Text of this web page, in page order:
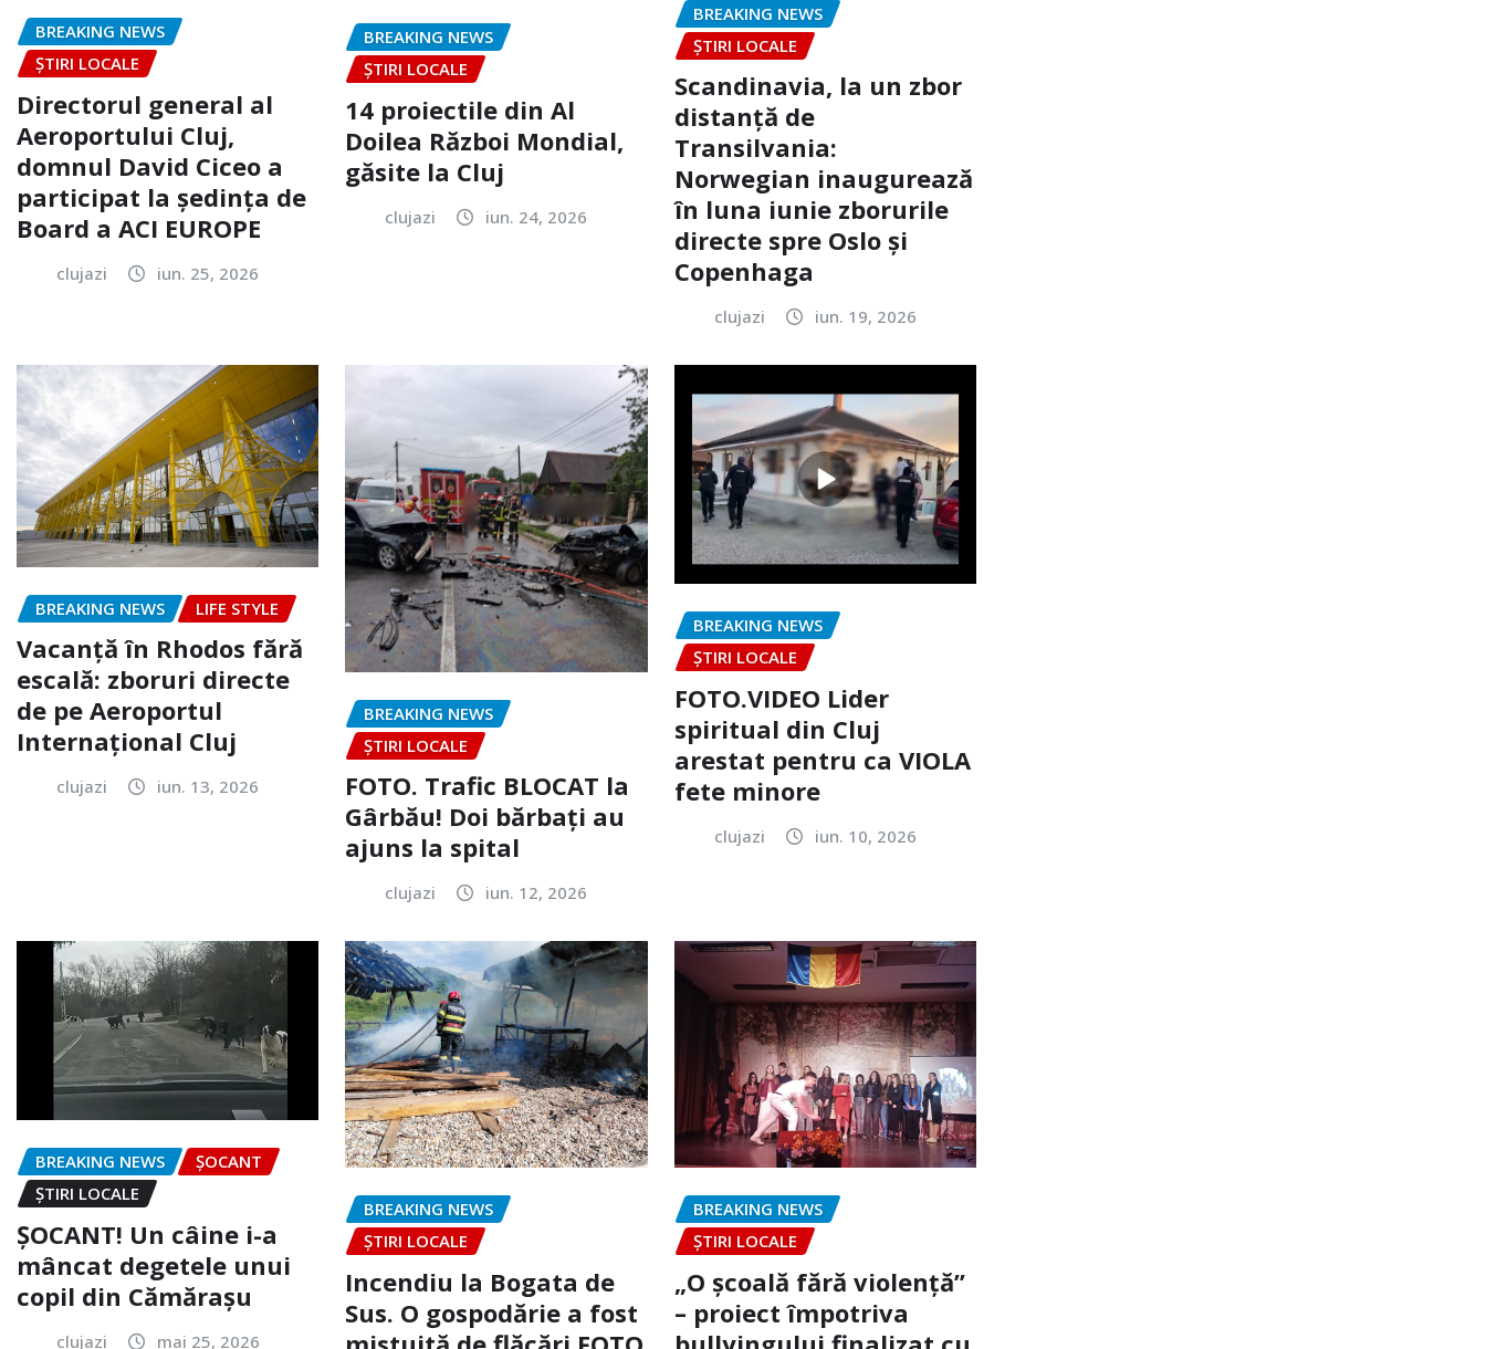
BREAKING NEWS
ȘTIRI LOCALE
Directorul general al
Aeroportului Cluj,
domnul David Ciceo a
participat la ședința de
Board a ACI EUROPE
clujazi iun. 25, 2026
BREAKING NEWS
ȘTIRI LOCALE
14 proiectile din Al
Doilea Război Mondial,
găsite la Cluj
clujazi iun. 24, 2026
BREAKING NEWS
ȘTIRI LOCALE
Scandinavia, la un zbor
distanță de
Transilvania:
Norwegian inaugurează
în luna iunie zborurile
directe spre Oslo și
Copenhaga
clujazi iun. 19, 2026
BREAKING NEWS LIFE STYLE
Vacanță în Rhodos fără
escală: zboruri directe
de pe Aeroportul
Internațional Cluj
clujazi iun. 13, 2026
BREAKING NEWS
ȘTIRI LOCALE
FOTO. Trafic BLOCAT la
Gârbău! Doi bărbați au
ajuns la spital
clujazi iun. 12, 2026
BREAKING NEWS
ȘTIRI LOCALE
FOTO.VIDEO Lider
spiritual din Cluj
arestat pentru ca VIOLA
fete minore
clujazi iun. 10, 2026
BREAKING NEWS
ȘOCANT
ȘTIRI LOCALE
ȘOCANT! Un câine i-a
mâncat degetele unui
copil din Cămărașu
clujazi mai 25, 2026
BREAKING NEWS
ȘTIRI LOCALE
Incendiu la Bogata de
Sus. O gospodărie a fost
BREAKING NEWS
ȘTIRI LOCALE
„O școală fără violență”
– proiect împotriva